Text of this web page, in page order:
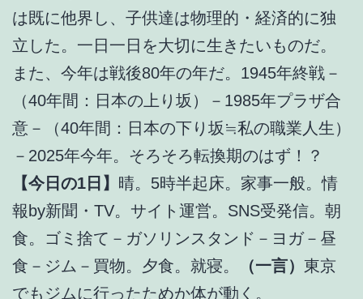
は既に他界し、子供達は物理的・経済的に独
立した。一日一日を大切に生きたいものだ。
また、今年は戦後80年の年だ。1945年終戦－
（40年間：日本の上り坂）－1985年プラザ合
意－（40年間：日本の下り坂≒私の職業人生）
－2025年今年。そろそろ転換期のはず！？
【今日の1日】 晴。5時半起床。家事一般。情
報by新聞・TV。サイト運営。SNS受発信。朝
食。ゴミ捨て－ガソリンスタンド－ヨガ－昼
食－ジム－買物。夕食。就寝。
（一言） 東京
でもジムに行ったためか体が動く。